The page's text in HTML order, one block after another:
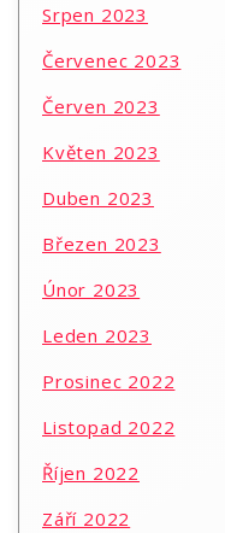
Srpen 2023
Červenec 2023
Červen 2023
Květen 2023
Duben 2023
Březen 2023
Únor 2023
Leden 2023
Prosinec 2022
Listopad 2022
Říjen 2022
Září 2022